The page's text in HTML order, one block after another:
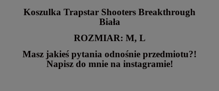
Koszulka Trapstar Shooters Breakthrough
Biała
ROZMIAR: M, L
Masz jakieś pytania odnośnie przedmiotu?!
Napisz do mnie na instagramie!